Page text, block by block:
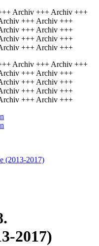
Archiv +++ Archiv +++
+++ Archiv +++
+++ Archiv +++
+++ Archiv +++
+++ Archiv +++
Archiv +++ Archiv +++
+++ Archiv +++
+++ Archiv +++
+++ Archiv +++
+++ Archiv +++
(2013-2017)
2017)